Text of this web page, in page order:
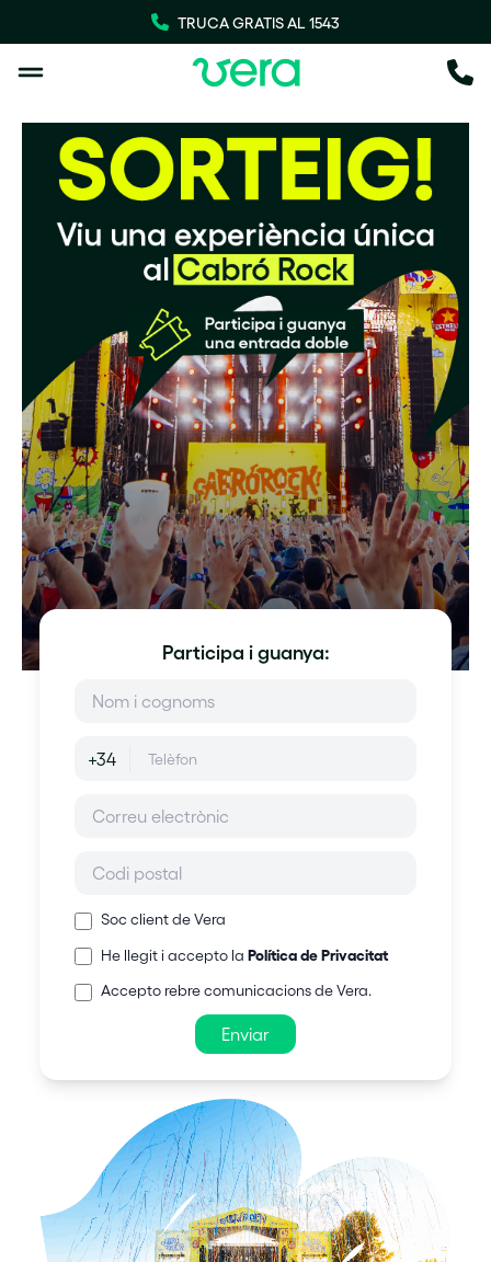
TRUCA GRATIS AL 1543
Participa i guanya:
+34
Soc client de Vera
He llegit i accepto la Política de Privacitat
Accepto rebre comunicacions de Vera.
Enviar